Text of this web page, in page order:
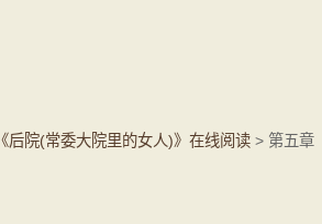
《后院(常委大院里的女人)》在线阅读 > 第五章